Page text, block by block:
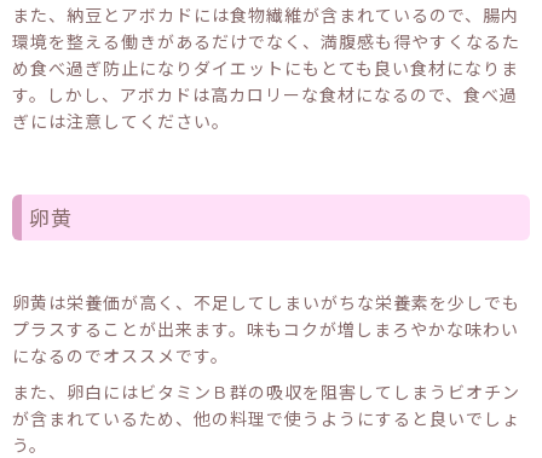
また、納豆とアボカドには食物繊維が含まれているので、腸内
環境を整える働きがあるだけでなく、満腹感も得やすくなるた
め食べ過ぎ防止になりダイエットにもとても良い食材になりま
す。しかし、アボカドは高カロリーな食材になるので、食べ過
ぎには注意してください。
卵黄
卵黄は栄養価が高く、不足してしまいがちな栄養素を少しでも
プラスすることが出来ます。味もコクが増しまろやかな味わい
になるのでオススメです。
また、卵白にはビタミンＢ群の吸収を阻害してしまうビオチン
が含まれているため、他の料理で使うようにすると良いでしょ
う。